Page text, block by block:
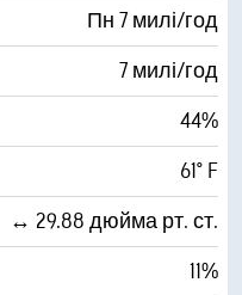
Пн 7 милі/год
7 милі/год
44%
61° F
↔ 29.88 дюйма рт. ст.
11%